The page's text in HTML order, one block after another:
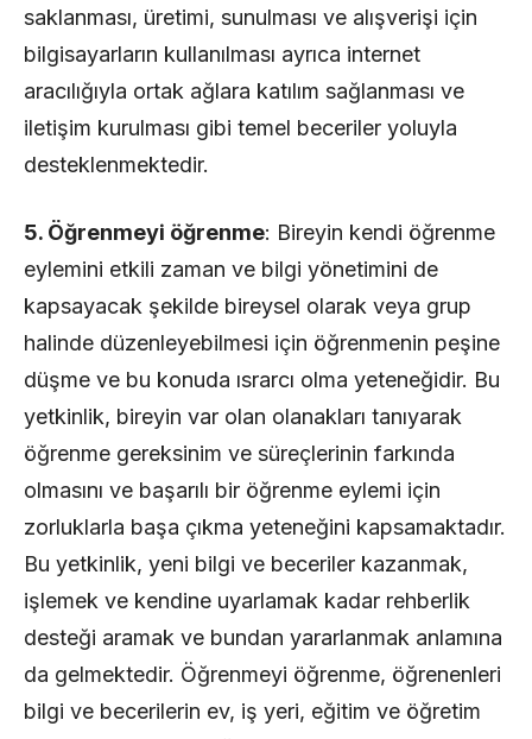
saklanması, üretimi, sunulması ve alışverişi için
bilgisayarların kullanılması ayrıca internet
aracılığıyla ortak ağlara katılım sağlanması ve
iletişim kurulması gibi temel beceriler yoluyla
desteklenmektedir.
5. Öğrenmeyi öğrenme: Bireyin kendi öğrenme
eylemini etkili zaman ve bilgi yönetimini de
kapsayacak şekilde bireysel olarak veya grup
halinde düzenleyebilmesi için öğrenmenin peşine
düşme ve bu konuda ısrarcı olma yeteneğidir. Bu
yetkinlik, bireyin var olan olanakları tanıyarak
öğrenme gereksinim ve süreçlerinin farkında
olmasını ve başarılı bir öğrenme eylemi için
zorluklarla başa çıkma yeteneğini kapsamaktadır.
Bu yetkinlik, yeni bilgi ve beceriler kazanmak,
işlemek ve kendine uyarlamak kadar rehberlik
desteği aramak ve bundan yararlanmak anlamına
da gelmektedir. Öğrenmeyi öğrenme, öğrenenleri
bilgi ve becerilerin ev, iş yeri, eğitim ve öğretim